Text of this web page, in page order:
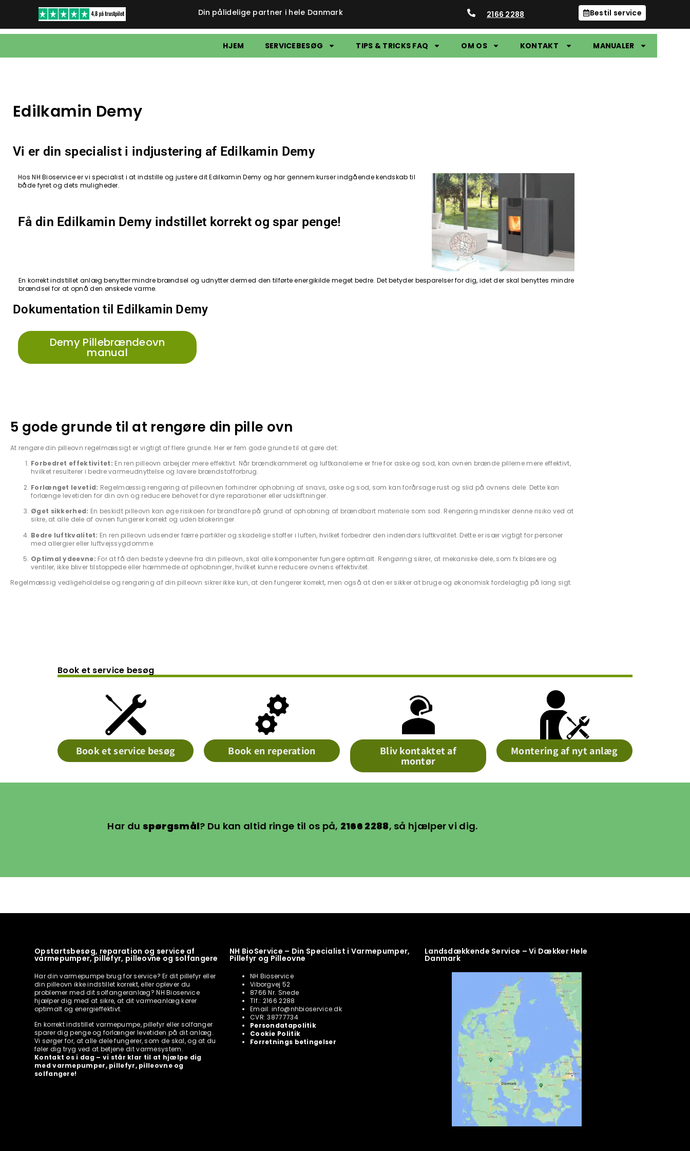
Din pålidelige partner i hele Danmark 2166 2288 Bestil service
HJEM SERVICEBESØG TIPS & TRICKS FAQ OM OS KONTAKT MANUALER
Edilkamin Demy
Vi er din specialist i indjustering af Edilkamin Demy
Hos NH Bioservice er vi specialist i at indstille og justere dit Edilkamin Demy og har gennem kurser indgående kendskab til
både fyret og dets muligheder.
Få din Edilkamin Demy indstillet korrekt og spar penge!
En korrekt indstillet anlæg benytter mindre brændsel og udnytter dermed den tilførte energikilde meget bedre. Det betyder besparelser for dig, idet der skal benyttes mindre
brændsel for at opnå den ønskede varme.
Dokumentation til Edilkamin Demy
Demy Pillebrændeovn
manual
5 gode grunde til at rengøre din pille ovn
At rengøre din pilleovn regelmæssigt er vigtigt af flere grunde. Her er fem gode grunde til at gøre det:
Forbedret effektivitet: En ren pilleovn arbejder mere effektivt. Når brændkammeret og luftkanalerne er frie for aske og sod, kan ovnen brænde pillerne mere effektivt,
hvilket resulterer i bedre varmeudnyttelse og lavere brændstofforbrug.
Forlænget levetid: Regelmæssig rengøring af pilleovnen forhindrer ophobning af snavs, aske og sod, som kan forårsage rust og slid på ovnens dele. Dette kan
forlænge levetiden for din ovn og reducere behovet for dyre reparationer eller udskiftninger.
Øget sikkerhed: En beskidt pilleovn kan øge risikoen for brandfare på grund af ophobning af brændbart materiale som sod. Rengøring mindsker denne risiko ved at
sikre, at alle dele af ovnen fungerer korrekt og uden blokeringer.
Bedre luftkvalitet: En ren pilleovn udsender færre partikler og skadelige stoffer i luften, hvilket forbedrer den indendørs luftkvalitet. Dette er især vigtigt for personer
med allergier eller luftvejssygdomme.
Optimal ydeevne: For at få den bedste ydeevne fra din pilleovn, skal alle komponenter fungere optimalt. Rengøring sikrer, at mekaniske dele, som fx blæsere og
ventiler, ikke bliver tilstoppede eller hæmmede af ophobninger, hvilket kunne reducere ovnens effektivitet.
Regelmæssig vedligeholdelse og rengøring af din pilleovn sikrer ikke kun, at den fungerer korrekt, men også at den er sikker at bruge og økonomisk fordelagtig på lang sigt.
Book et service besøg
Book et service besøg Book en reperation Bliv kontaktet af
montør
Montering af nyt anlæg
Har du spørgsmål? Du kan altid ringe til os på, 2166 2288, så hjælper vi dig.
Opstartsbesøg, reparation og service af
varmepumper, pillefyr, pilleovne og solfangere
Har din varmepumpe brug for service? Er dit pillefyr eller
din pilleovn ikke indstillet korrekt, eller oplever du
problemer med dit solfangeranlæg? NH Bioservice
hjælper dig med at sikre, at dit varmeanlæg kører
optimalt og energieffektivt.
En korrekt indstillet varmepumpe, pillefyr eller solfanger
sparer dig penge og forlænger levetiden på dit anlæg.
Vi sørger for, at alle dele fungerer, som de skal, og at du
føler dig tryg ved at betjene dit varmesystem.
Kontakt os i dag – vi står klar til at hjælpe dig
med varmepumper, pillefyr, pilleovne og
solfangere!
NH BioService – Din Specialist i Varmepumper,
Pillefyr og Pilleovne
NH Bioservice
Viborgvej 52
8766 Nr. Snede
Tlf.: 2166 2288
Email: info@nhbioservice.dk
CVR: 38777734
Persondatapolitik
Cookie Politik
Forretnings betingelser
Landsdækkende Service – Vi Dækker Hele
Danmark